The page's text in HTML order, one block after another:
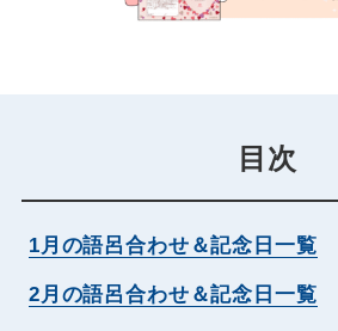
目次
1月の語呂合わせ＆記念日一覧
2月の語呂合わせ＆記念日一覧